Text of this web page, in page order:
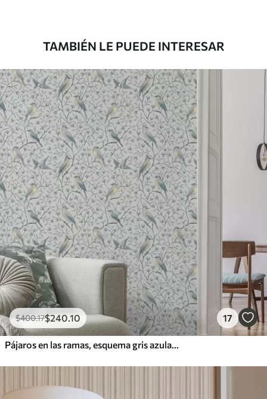
/m²
Premium
1100.00$660.00/m²
Vinilo Premium
1266.67$760.00/m²
TAMBIÉN LE PUEDE INTERESAR
$400.17$240.10 17
Pájaros en las ramas, esquema gris azulado